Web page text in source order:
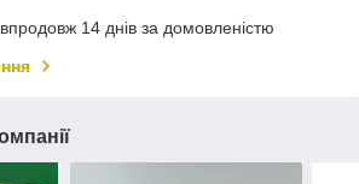
14 днів за домовленістю